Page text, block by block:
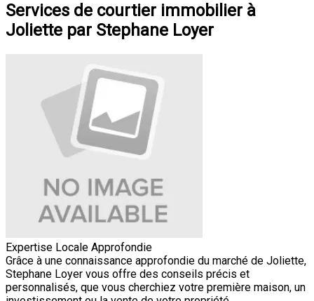
Services de courtier immobilier à
Joliette par Stephane Loyer
Expertise Locale Approfondie
Grâce à une connaissance approfondie du marché de Joliette,
Stephane Loyer vous offre des conseils précis et
personnalisés, que vous cherchiez votre première maison, un